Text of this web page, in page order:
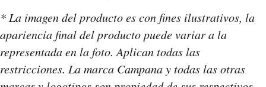
* La imagen del producto es con fines ilustrativos, la
apariencia final del producto puede variar a la
representada en la foto. Aplican todas las
restricciones. La marca Campana y todas las otras